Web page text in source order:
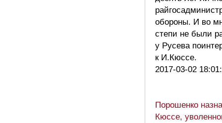
обороны. И во
степи не были
у Русева
к И.Кюссе.
2017-03-02
Порошенко
Кюссе,